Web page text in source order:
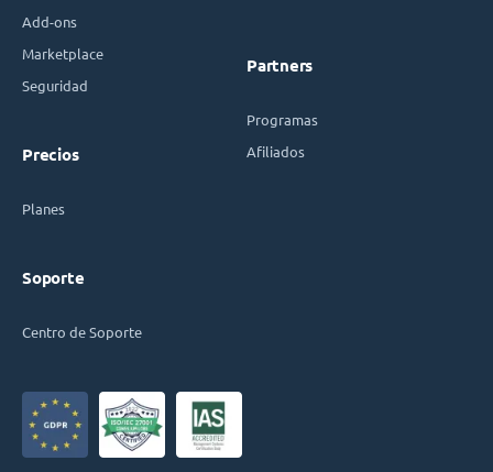
Add-ons
Marketplace
Seguridad
Precios
Planes
Soporte
Centro de Soporte
Partners
Programas
Afiliados